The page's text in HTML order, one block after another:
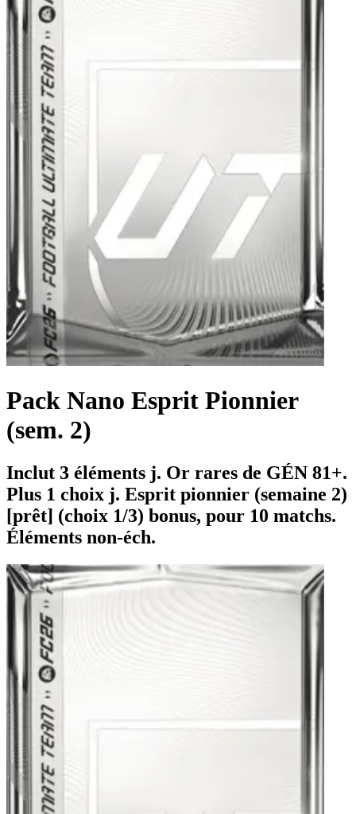
Pack Nano Esprit Pionnier
(sem. 2)
Inclut 3 éléments j. Or rares de GÉN 81+.
Plus 1 choix j. Esprit pionnier (semaine 2)
[prêt] (choix 1/3) bonus, pour 10 matchs.
Éléments non-éch.